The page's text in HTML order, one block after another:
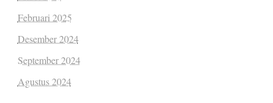
Februari 2025
Desember 2024
September 2024
Agustus 2024